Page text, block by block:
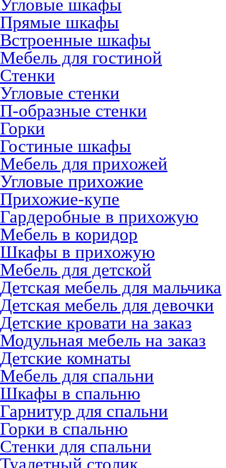
Угловые шкафы
Прямые шкафы
Встроенные шкафы
Мебель для гостиной
Стенки
Угловые стенки
П-образные стенки
Горки
Гостиные шкафы
Мебель для прихожей
Угловые прихожие
Прихожие-купе
Гардеробные в прихожую
Мебель в коридор
Шкафы в прихожую
Мебель для детской
Детская мебель для мальчика
Детская мебель для девочки
Детские кровати на заказ
Модульная мебель на заказ
Детские комнаты
Мебель для спальни
Шкафы в спальню
Гарнитур для спальни
Горки в спальню
Стенки для спальни